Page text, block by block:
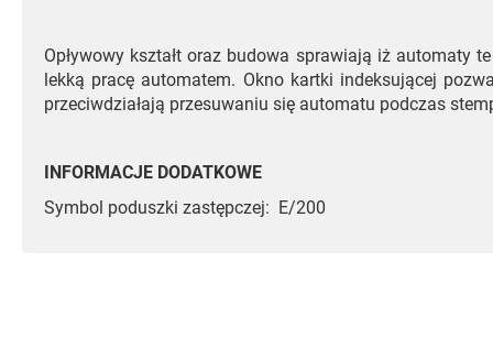
Opływowy kształt oraz budowa sprawiają iż automaty
lekką pracę automatem. Okno kartki indeksującej
przeciwdziałają przesuwaniu się automatu podczas
INFORMACJE DODATKOWE
Symbol poduszki zastępczej: E/200